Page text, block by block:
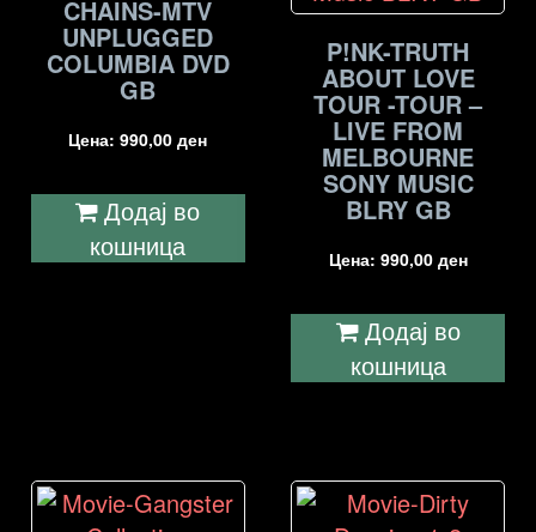
CHAINS-MTV
UNPLUGGED
COLUMBIA DVD
GB
Цена:990,00ден
Додај во
кошница
P!NK-TRUTH
ABOUT LOVE
TOUR -TOUR –
LIVE FROM
MELBOURNE
SONY MUSIC
BLRY GB
Цена: 990,00 ден
Додај во
кошница